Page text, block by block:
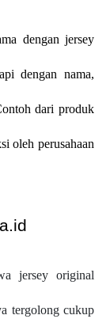
dengan jersey
dengan nama,
dari produk
oleh perusahaan
jersey original
tergolong cukup